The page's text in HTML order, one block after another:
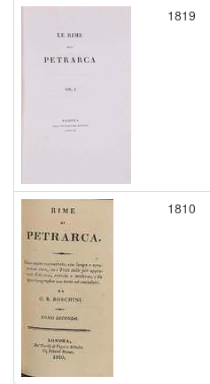
1819
1810